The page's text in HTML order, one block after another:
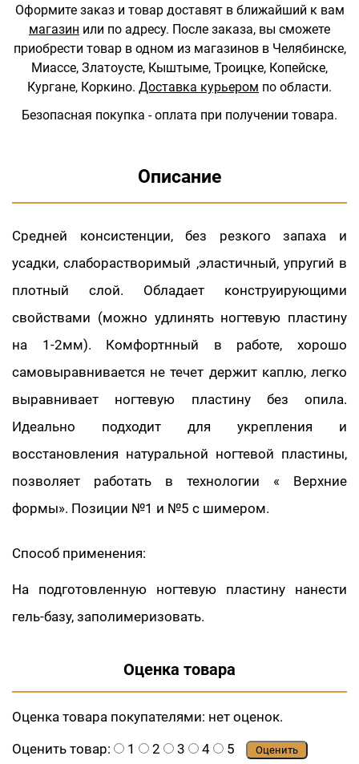
Оформите заказ и товар доставят в ближайший к вам
магазин или по адресу. После заказа, вы сможете
приобрести товар в одном из магазинов в Челябинске,
Миассе, Златоусте, Кыштыме, Троицке, Копейске,
Кургане, Коркино. Доставка курьером по области.
Безопасная покупка - оплата при получении товара.
Описание
Средней консистенции, без резкого запаха и
усадки, слаборастворимый ,эластичный, упругий в
плотный слой. Обладает конструирующими
свойствами (можно удлинять ногтевую пластину
на 1-2мм). Комфортнный в работе, хорошо
самовыравнивается не течет держит каплю, легко
выравнивает ногтевую пластину без опила.
Идеально подходит для укрепления и
восстановления натуральной ногтевой пластины,
позволяет работать в технологии « Верхние
формы». Позиции №1 и №5 с шимером.
Способ применения:
На подготовленную ногтевую пластину нанести
гель-базу, заполимеризовать.
Оценка товара
Оценка товара покупателями: нет оценок.
Оценить товар:
1 2 3 4 5 Оценить